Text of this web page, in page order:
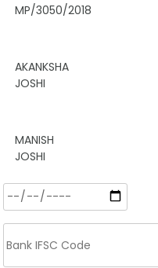
MP/3050/2018
AKANKSHA
JOSHI
MANISH
JOSHI